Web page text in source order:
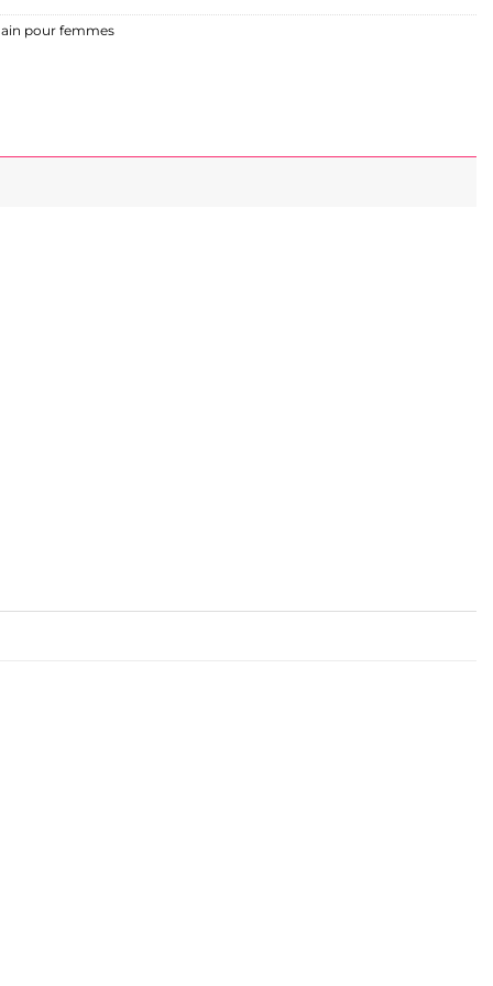
pour femmes